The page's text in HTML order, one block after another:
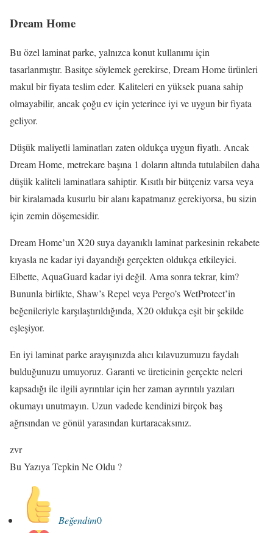
Dream Home
Bu özel laminat parke, yalnızca konut kullanımı için
tasarlanmıştır. Basitçe söylemek gerekirse, Dream Home ürünleri
makul bir fiyata teslim eder. Kaliteleri en yüksek puana sahip
olmayabilir, ancak çoğu ev için yeterince iyi ve uygun bir fiyata
geliyor.
Düşük maliyetli laminatları zaten oldukça uygun fiyatlı. Ancak
Dream Home, metrekare başına 1 doların altında tutulabilen daha
düşük kaliteli laminatlara sahiptir. Kısıtlı bir bütçeniz varsa veya
bir kiralamada kusurlu bir alanı kapatmanız gerekiyorsa, bu sizin
için zemin döşemesidir.
Dream Home’un X20 suya dayanıklı laminat parkesinin rekabete
kıyasla ne kadar iyi dayandığı gerçekten oldukça etkileyici.
Elbette, AquaGuard kadar iyi değil. Ama sonra tekrar, kim?
Bununla birlikte, Shaw’s Repel veya Pergo’s WetProtect’in
beğenileriyle karşılaştırıldığında, X20 oldukça eşit bir şekilde
eşleşiyor.
En iyi laminat parke arayışınızda alıcı kılavuzumuzu faydalı
bulduğunuzu umuyoruz. Garanti ve üreticinin gerçekte neleri
kapsadığı ile ilgili ayrıntılar için her zaman ayrıntılı yazıları
okumayı unutmayın. Uzun vadede kendinizi birçok baş
ağrısından ve gönül yarasından kurtaracaksınız.
zvr
Bu Yazıya Tepkin Ne Oldu ?
Beğendim0